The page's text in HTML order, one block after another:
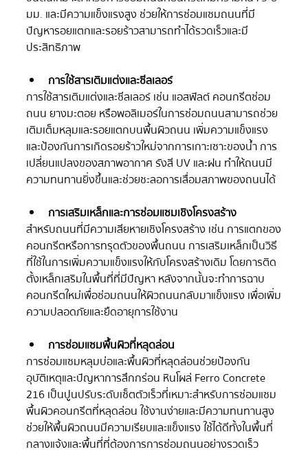
มม. และมีความแข็งแรงสูง ช่วยให้การซ่อมแซมถนนที่มี
ปัญหารอยแตกและรอยร้าวสามารถทำได้รวดเร็วและมี
ประสิทธิภาพ
การใช้สารเติมแต่งและซีลเลอร์
การใช้สารเติมแต่งและซีลเลอร์ เช่น แอสฟัลต์ คอนกรีตซ่อม
ถนน ยางมะตอย หรือพอลิเมอร์ในการซ่อมถนนสามารถช่วย
เติมเต็มหลุมและรอยแตกบนพื้นผิวถนน เพิ่มความแข็งแรง
และป้องกันการเกิดรอยร้าวใหม่จากการเกาะเซาะของน้ำ การ
เปลี่ยนแปลงของสภาพอากาศ รังสี UV และฝน ทำให้ถนนมี
ความทนทานยิ่งขึ้นและช่วยชะลอการเสื่อมสภาพของถนนได้
การเสริมเหล็กและการซ่อมแซมเชิงโครงสร้าง
สำหรับถนนที่มีความเสียหายเชิงโครงสร้าง เช่น การแตกของ
คอนกรีตหรือการทรุดตัวของพื้นถนน การเสริมเหล็กเป็นวิธี
ที่ใช้ในการเพิ่มความแข็งแรงให้กับโครงสร้างเดิม โดยการติด
ตั้งเหล็กเสริมในพื้นที่ที่มีปัญหา หลังจากนั้นจะทำการฉาบ
คอนกรีตใหม่เพื่อซ่อมถนนให้ผิวถนนกลับมาแข็งแรง เพื่อเพิ่ม
ความปลอดภัยและยืดอายุการใช้งาน
การซ่อมแซมพื้นผิวที่หลุดล่อน
การซ่อมแซมหลุมบ่อและพื้นผิวที่หลุดล่อนช่วยป้องกัน
อุบัติเหตุและปัญหาการสึกกร่อน หินโผล่ Ferro Concrete
216 เป็นปูนปรับระดับเซ็ตตัวเร็วที่เหมาะสำหรับการซ่อมแซม
พื้นผิวคอนกรีตที่หลุดล่อน ใช้งานง่ายและมีความทนทานสูง
ช่วยให้พื้นผิวถนนมีความเรียบและแข็งแรง ใช้ได้ดีทั้งในพื้นที่
กลางแจ้งและพื้นที่ที่ต้องการการซ่อมถนนอย่างรวดเร็ว